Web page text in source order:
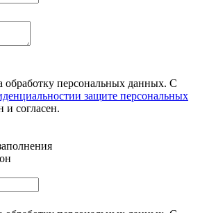
обработку персональных данных. С
защите персональных
и согласен.